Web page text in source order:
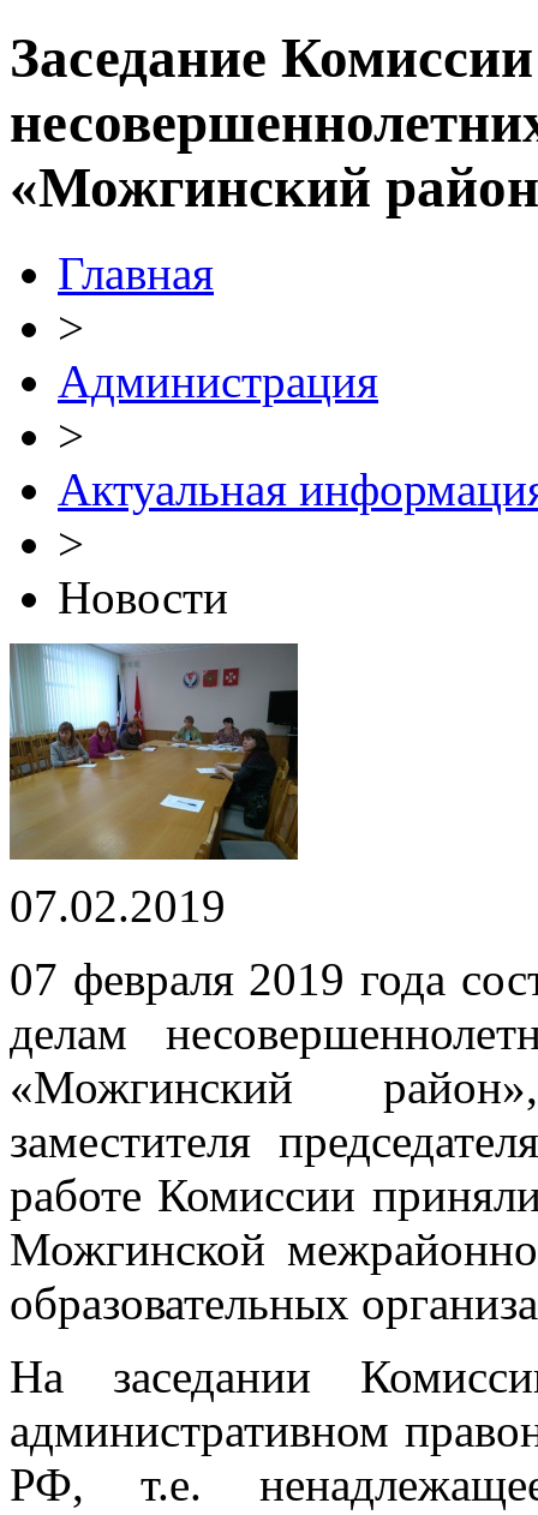
Заседание
«Можгинский
Главная
>
Администрация
>
Актуальная
>
Новости
07.02.2019
07 февраля 2019 года
делам
«Можгинский
заместителя
работе Комиссии
Можгинской
образовательных
На заседании
административном
РФ, т.е.